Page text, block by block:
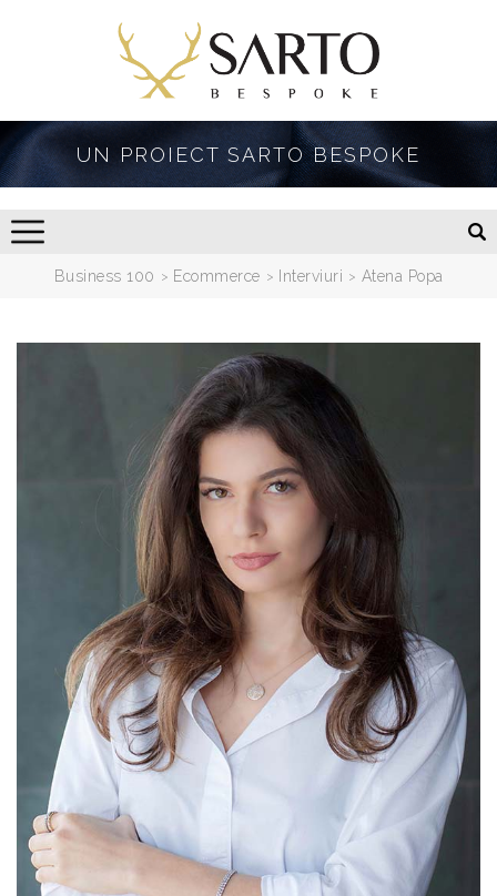
UN PROIECT SARTO BESPOKE
Business 100 Ecommerce Interviuri Atena Popa